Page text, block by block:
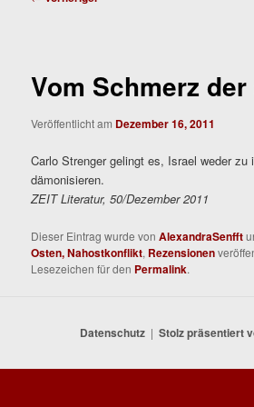
Vom Schmerz
Veröffentlicht am Dezember 16, 2011
Carlo Strenger gelingt es, Israel weder zu
dämonisieren.
ZEIT Literatur, 50/Dezember 2011
Dieser Eintrag wurde vonAlexandraSenfft
Osten, Nahostkonflikt, Rezensionen
Lesezeichen für den Permalink.
Datenschutz Stolz präsentiert